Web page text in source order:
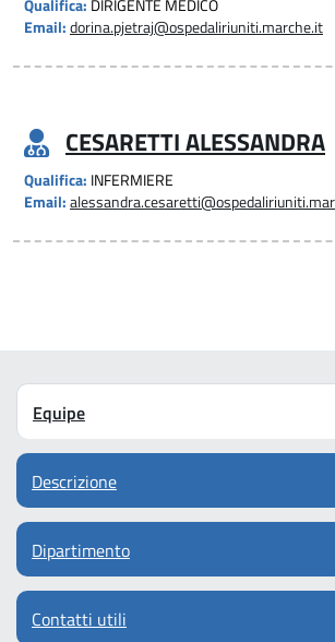
Qualifica: DIRIGENTE MEDICO
Email: dorina.pjetraj@ospedaliriuniti.marche.it
CESARETTI ALESSANDRA
Qualifica: INFERMIERE
Email:
Equipe
Descrizione
Dipartimento
Contatti utili